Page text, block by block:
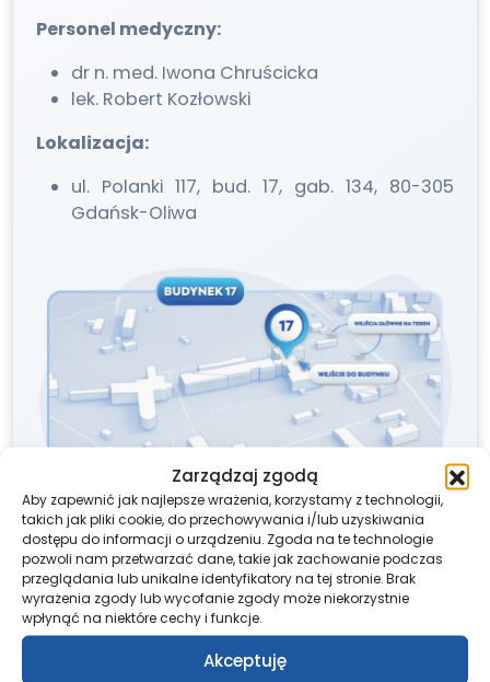
Zarządzaj zgodą
Aby zapewnić jak najlepsze wrażenia, korzystamy z technologii,
takich jak pliki cookie, do przechowywania i/lub uzyskiwania
dostępu do informacji o urządzeniu. Zgoda na te technologie
pozwoli nam przetwarzać dane, takie jak zachowanie podczas
przeglądania lub unikalne identyfikatory na tej stronie. Brak
wyrażenia zgody lub wycofanie zgody może niekorzystnie
wpłynąć na niektóre cechy i funkcje.
Akceptuję
Personel medyczny:
dr n. med. Iwona Chruścicka
lek. Robert Kozłowski
Lokalizacja:
ul. Polanki 117, bud. 17, gab. 134, 80-305
Gdańsk-Oliwa
Udostępnij ten post